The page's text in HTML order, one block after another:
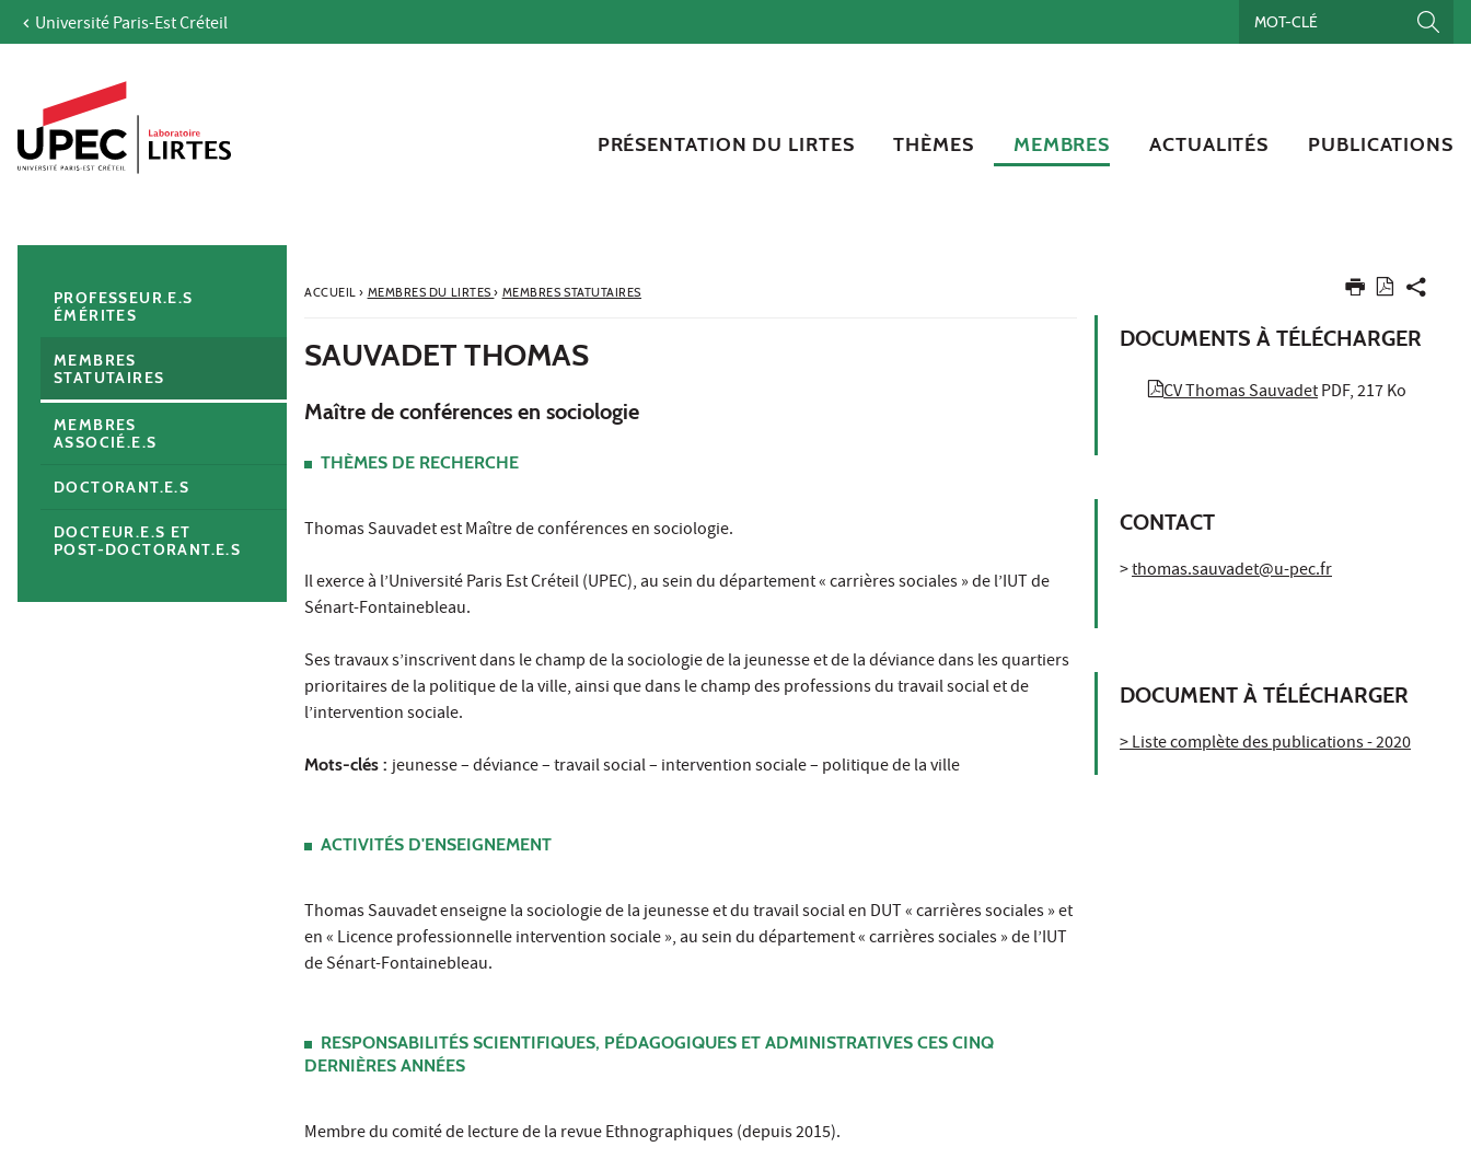
Aller au contenu
Accès directs
Recherche
Navigation secondaire
Université Paris-Est Créteil
PRÉSENTATION DU LIRTES THÈMES MEMBRES ACTUALITÉS PUBLICATIONS
ACCUEIL› MEMBRES DU LIRTES› MEMBRES STATUTAIRES
SAUVADET THOMAS
Maître de conférences en sociologie
THÈMES DE RECHERCHE
Thomas Sauvadet est Maître de conférences en sociologie.
Il exerce à l’Université Paris Est Créteil (UPEC), au sein du département « carrières sociales » de l’IUT de
Sénart-Fontainebleau.
Ses travaux s’inscrivent dans le champ de la sociologie de la jeunesse et de la déviance dans les quartiers
prioritaires de la politique de la ville, ainsi que dans le champ des professions du travail social et de
l’intervention sociale.
Mots-clés : jeunesse – déviance – travail social – intervention sociale – politique de la ville
ACTIVITÉS D'ENSEIGNEMENT
Thomas Sauvadet enseigne la sociologie de la jeunesse et du travail social en DUT « carrières sociales » et
en « Licence professionnelle intervention sociale », au sein du département « carrières sociales » de l’IUT
de Sénart-Fontainebleau.
RESPONSABILITÉS SCIENTIFIQUES, PÉDAGOGIQUES ET ADMINISTRATIVES CES CINQ
DERNIÈRES ANNÉES
Membre du comité de lecture de la revue Ethnographiques (depuis 2015).
DOCUMENTS À TÉLÉCHARGER
CV Thomas SauvadetPDF, 217 Ko
CONTACT
>thomas.sauvadet@u-pec.fr
DOCUMENT À TÉLÉCHARGER
> Liste complète des publications - 2020
PROFESSEUR.E.S
ÉMÉRITES
MEMBRES
STATUTAIRES
MEMBRES
ASSOCIÉ.E.S
DOCTORANT.E.S
DOCTEUR.E.S ET
POST-DOCTORANT.E.S